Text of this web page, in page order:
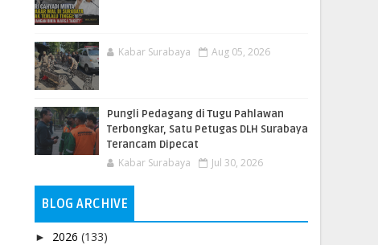
Kabar Surabaya Aug 05, 2026
Pungli Pedagang di Tugu Pahlawan
Terbongkar, Satu Petugas DLH Surabaya
Terancam Dipecat
Kabar Surabaya Jul 30, 2026
BLOG ARCHIVE
► 2026 (133)